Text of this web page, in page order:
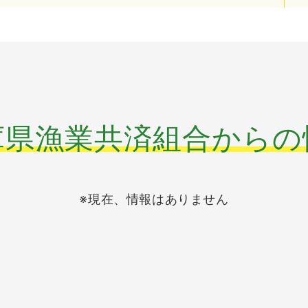
漁業共済組合から
※現在、情報はありません